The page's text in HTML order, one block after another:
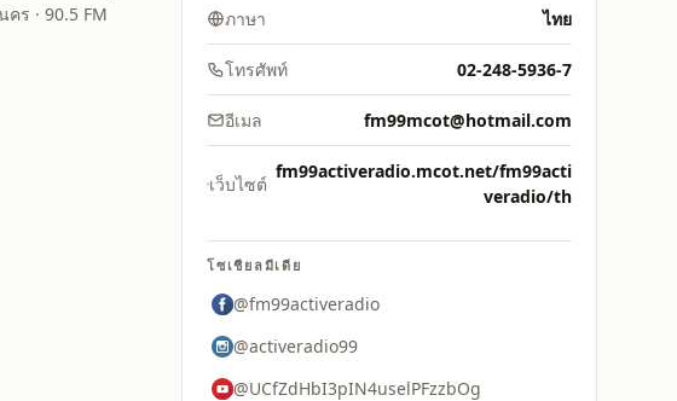
คร · 90.5 FM ภาษา ไทย
โทรศัพท์ 02-248-5936-7
อีเมล fm99mcot@hotmail.com
เว็บไซต์
fm99activeradio.mcot.net/fm99acti
veradio/th
โซเชียลมีเดีย
@fm99activeradio
@activeradio99
@UCfZdHbI3pIN4uselPFzzbOg